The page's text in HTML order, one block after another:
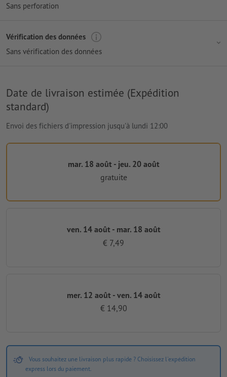
Sans perforation
Vérification des données
Sans vérification des données
Date de livraison estimée (Expédition
standard)
Envoi des fichiers d'impression jusqu'à lundi 12:00
mar. 18 août - jeu. 20 août
gratuite
ven. 14 août - mar. 18 août
€ 7,49
mer. 12 août - ven. 14 août
€ 14,90
Vous souhaitez une livraison plus rapide ? Choisissez l'expédition
express lors du paiement.